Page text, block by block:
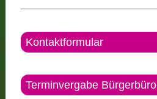
Kontaktformular
Terminvergabe Bürgerbüro